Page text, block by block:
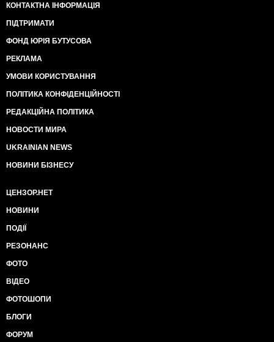
КОНТАКТНА ІНФОРМАЦІЯ
ПІДТРИМАТИ
ФОНД ЮРІЯ БУТУСОВА
РЕКЛАМА
УМОВИ КОРИСТУВАННЯ
ПОЛІТИКА КОНФІДЕНЦІЙНОСТІ
РЕДАКЦІЙНА ПОЛІТИКА
НОВОСТИ МИРА
UKRAINIAN NEWS
НОВИНИ БІЗНЕСУ
ЦЕНЗОР.НЕТ
НОВИНИ
ПОДІЇ
РЕЗОНАНС
ФОТО
ВІДЕО
ФОТОШОПИ
БЛОГИ
ФОРУМ